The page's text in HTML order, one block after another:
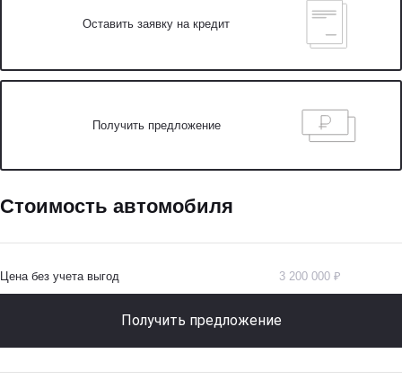
Оставить заявку на кредит
Получить предложение
Стоимость автомобиля
Цена без учета выгод 3 200 000 ₽
Получить предложение